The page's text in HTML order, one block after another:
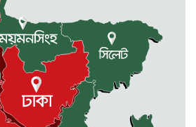
সিলেটে শিশুকন্যা ফাহিমা ধর্ষণচেষ্টা ও
হত্যা মামলায় জাকিরের মৃত্যুদণ্ড
রাজশাহীতে স্কুলের ৬ তলা থেকে লাফ
দিয়ে শিক্ষার্থীর মৃত্যু